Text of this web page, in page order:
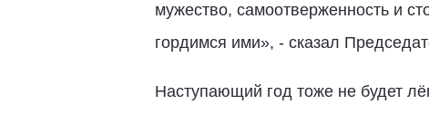
мужество, самоотверженность и
гордимся ими», - сказал
Наступающий год тоже не будет